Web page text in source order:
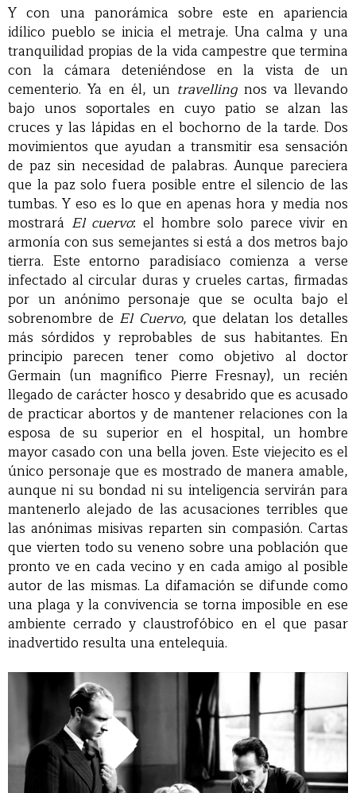
Y con una panorámica sobre este en apariencia
idílico pueblo se inicia el metraje. Una calma y una
tranquilidad propias de la vida campestre que termina
con la cámara deteniéndose en la vista de un
cementerio. Ya en él, un travellingnos va llevando
bajo unos soportales en cuyo patio se alzan las
cruces y las lápidas en el bochorno de la tarde. Dos
movimientos que ayudan a transmitir esa sensación
de paz sin necesidad de palabras. Aunque pareciera
que la paz solo fuera posible entre el silencio de las
tumbas. Y eso es lo que en apenas hora y media nos
mostrará El cuervo: el hombre solo parece vivir en
armonía con sus semejantes si está a dos metros bajo
tierra. Este entorno paradisíaco comienza a verse
infectado al circular duras y crueles cartas, firmadas
por un anónimo personaje que se oculta bajo el
sobrenombre de El Cuervo, que delatan los detalles
más sórdidos y reprobables de sus habitantes. En
principio parecen tener como objetivo al doctor
Germain (un magnífico Pierre Fresnay), un recién
llegado de carácter hosco y desabrido que es acusado
de practicar abortos y de mantener relaciones con la
esposa de su superior en el hospital, un hombre
mayor casado con una bella joven. Este viejecito es el
único personaje que es mostrado de manera amable,
aunque ni su bondad ni su inteligencia servirán para
mantenerlo alejado de las acusaciones terribles que
las anónimas misivas reparten sin compasión. Cartas
que vierten todo su veneno sobre una población que
pronto ve en cada vecino y en cada amigo al posible
autor de las mismas. La difamación se difunde como
una plaga y la convivencia se torna imposible en ese
ambiente cerrado y claustrofóbico en el que pasar
inadvertido resulta una entelequia.